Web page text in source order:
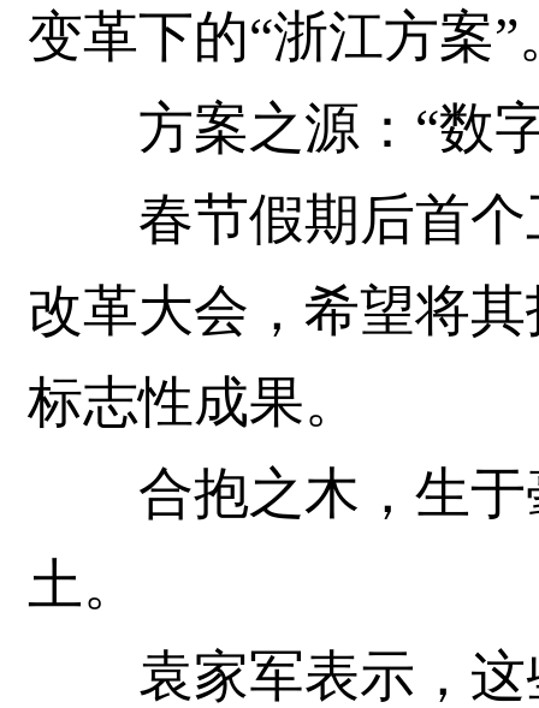
变革下的“浙江方案”
方案之源：“数字
春节假期后首个
改革大会，希望将
标志性成果。
合抱之木，生于
土。
袁家军表示，这